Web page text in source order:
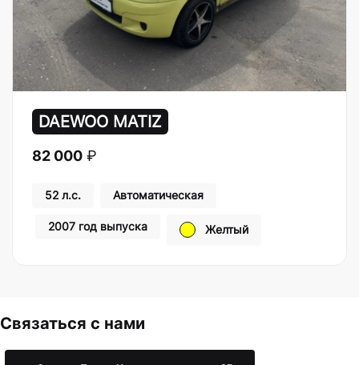
DAEWOO MATIZ
82 000 ₽
52 л.с. Автоматическая
2007 год выпуска Желтый
Связаться с нами